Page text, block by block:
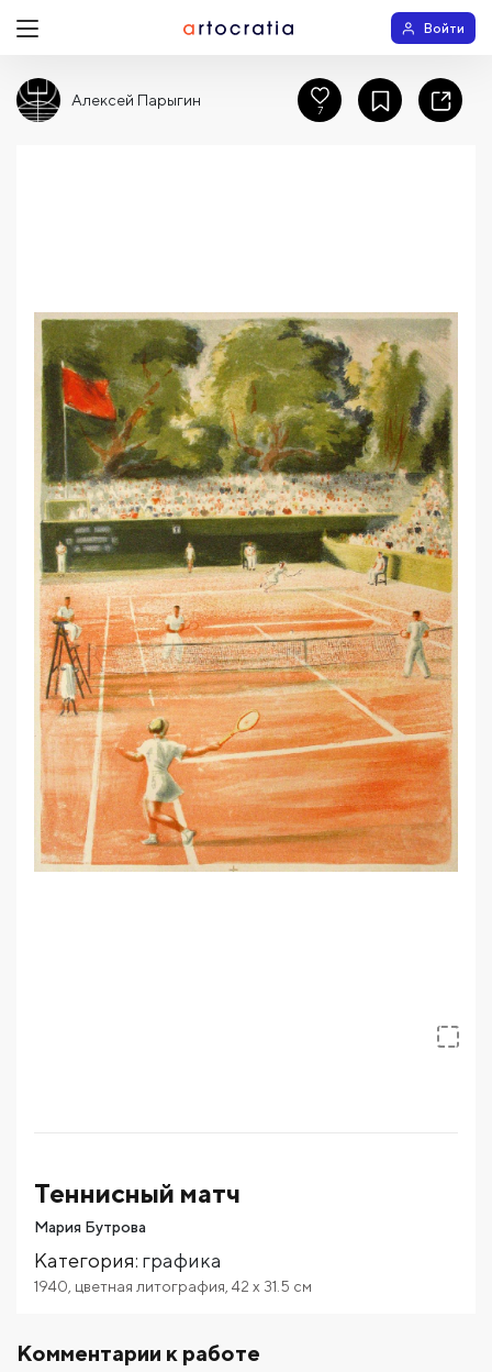
Войти
Теннисный матч
Мария Бутрова
Категория: графика
1940 цветная литография 42 x 31.5 см
Комментарии к работе
Алексей Парыгин
7